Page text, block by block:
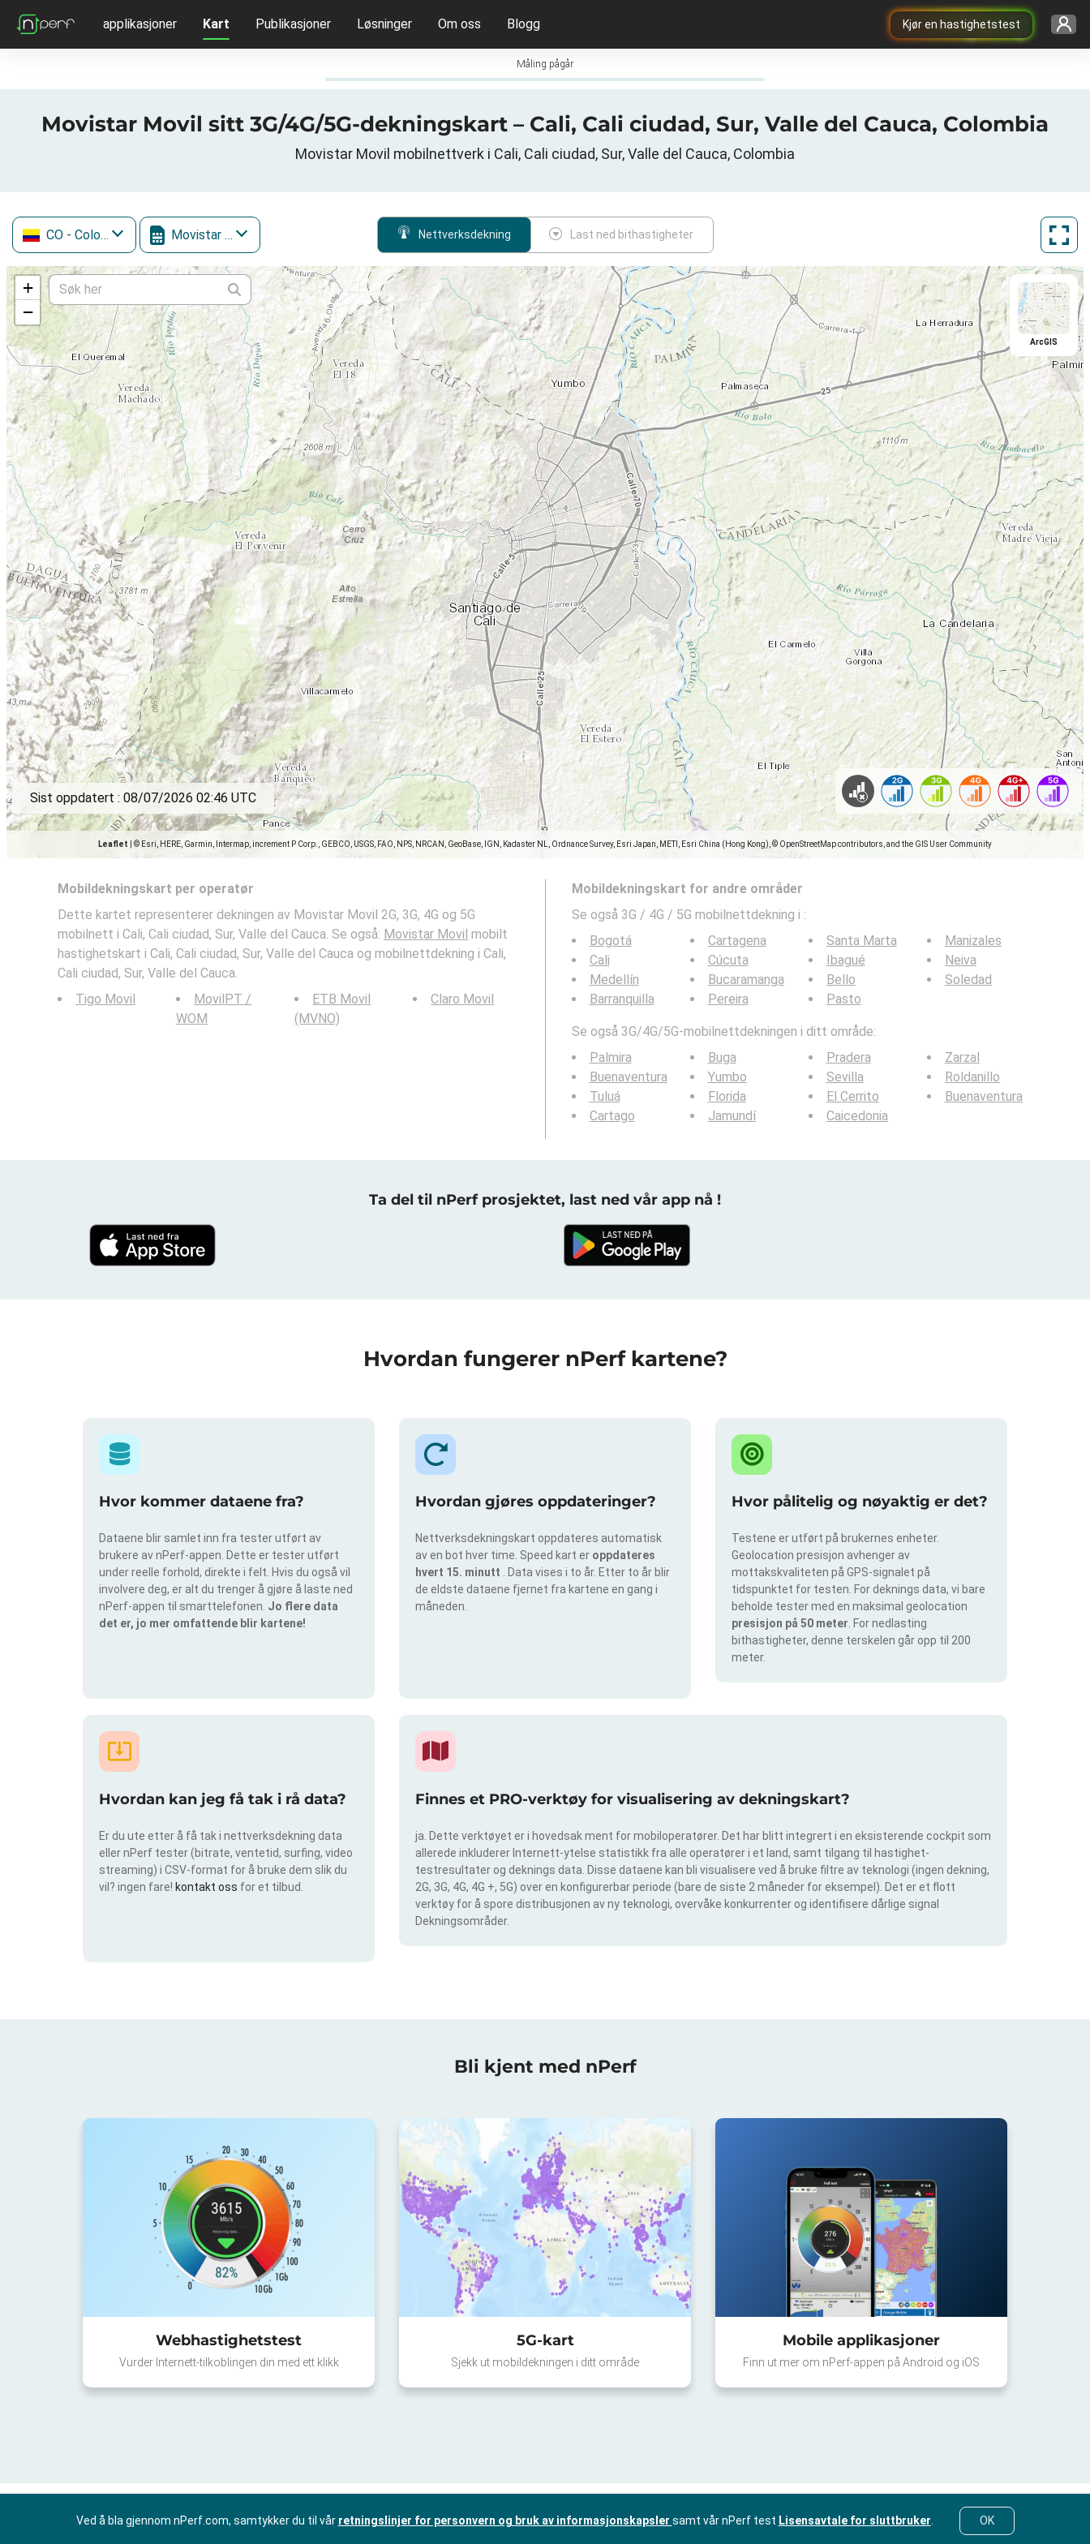
Kjør en hastighetstest
applikasjoner Kart Publikasjoner Løsninger Om oss Blogg
Måling pågår
Movistar Movil sitt 3G/4G/5G-dekningskart – Cali, Cali ciudad, Sur, Valle del Cauca, Colombia
Movistar Movil mobilnettverk i Cali, Cali ciudad, Sur, Valle del Cauca, Colombia
CO - Colombia Movistar Movil Nettverksdekning Last ned bithastigheter
+
−
Leaflet © Esri, HERE, Garmin, Intermap, increment P Corp., GEBCO, USGS, FAO, NPS, NRCAN, GeoBase, IGN, Kadaster NL, Ordnance Survey, Esri Japan, METI, Esri China (Hong Kong), © OpenStreetMap contributors, and the GIS User Community
ArcGIS
Sist oppdatert : 08/07/2026 02:46 UTC
Mobildekningskart per operatør
Dette kartet representerer dekningen av Movistar Movil 2G, 3G, 4G og 5G
mobilnett i Cali, Cali ciudad, Sur, Valle del Cauca. Se også: Movistar Movil mobilt
hastighetskart i Cali, Cali ciudad, Sur, Valle del Cauca og mobilnettdekning i Cali,
Cali ciudad, Sur, Valle del Cauca.
Tigo Movil
MovilPT /
WOM
ETB Movil
(MVNO)
Claro Movil
Mobildekningskart for andre områder
Se også 3G / 4G / 5G mobilnettdekning i :
Bogotá
Cali
Medellín
Barranquilla
Cartagena
Cúcuta
Bucaramanga
Pereira
Santa Marta
Ibagué
Bello
Pasto
Manizales
Neiva
Soledad
Se også 3G/4G/5G-mobilnettdekningen i ditt område:
Palmira
Buenaventura
Tuluá
Cartago
Buga
Yumbo
Florida
Jamundí
Pradera
Sevilla
El Cerrito
Caicedonia
Zarzal
Roldanillo
Buenaventura
Ta del til nPerf prosjektet, last ned vår app nå !
Hvordan fungerer nPerf kartene?
Hvor kommer dataene fra?
Dataene blir samlet inn fra tester utført av
brukere av nPerf-appen. Dette er tester utført
under reelle forhold, direkte i felt. Hvis du også vil
involvere deg, er alt du trenger å gjøre å laste ned
nPerf-appen til smarttelefonen. Jo flere data
det er, jo mer omfattende blir kartene!
Hvordan gjøres oppdateringer?
Nettverksdekningskart oppdateres automatisk
av en bot hver time. Speed kart er oppdateres
hvert 15. minutt . Data vises i to år. Etter to år blir
de eldste dataene fjernet fra kartene en gang i
måneden.
Hvor pålitelig og nøyaktig er det?
Testene er utført på brukernes enheter.
Geolocation presisjon avhenger av
mottakskvaliteten på GPS-signalet på
tidspunktet for testen. For deknings data, vi bare
beholde tester med en maksimal geolocation
presisjon på 50 meter . For nedlasting
bithastigheter, denne terskelen går opp til 200
meter.
Hvordan kan jeg få tak i rå data?
Er du ute etter å få tak i nettverksdekning data
eller nPerf tester (bitrate, ventetid, surfing, video
streaming) i CSV-format for å bruke dem slik du
vil? ingen fare! kontakt oss for et tilbud.
Finnes et PRO-verktøy for visualisering av dekningskart?
ja. Dette verktøyet er i hovedsak ment for mobiloperatører. Det har blitt integrert i en eksisterende cockpit som
allerede inkluderer Internett-ytelse statistikk fra alle operatører i et land, samt tilgang til hastighet-
testresultater og deknings data. Disse dataene kan bli visualisere ved å bruke filtre av teknologi (ingen dekning,
2G, 3G, 4G, 4G +, 5G) over en konfigurerbar periode (bare de siste 2 måneder for eksempel). Det er et flott
verktøy for å spore distribusjonen av ny teknologi, overvåke konkurrenter og identifisere dårlige signal
Dekningsområder.
Bli kjent med nPerf
Webhastighetstest
Vurder Internett-tilkoblingen din med ett klikk
5G-kart
Sjekk ut mobildekningen i ditt område
Mobile applikasjoner
Finn ut mer om nPerf-appen på Android og iOS
Ved å bla gjennom nPerf.com, samtykker du til vår retningslinjer for personvern og bruk av informasjonskapsler samt vår nPerf test Lisensavtale for sluttbruker OK